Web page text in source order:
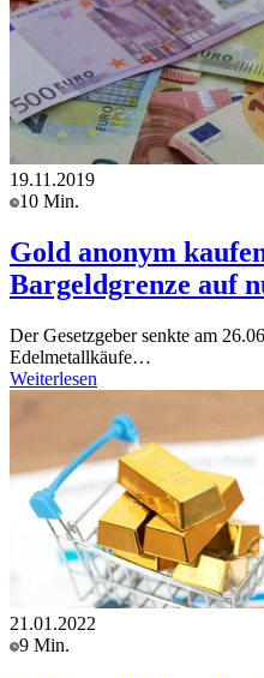
19.11.2019
10 Min.
Gold anonym
Bargeldgrenze auf
Der Gesetzgeber senkte am
Edelmetallkäufe…
Weiterlesen
21.01.2022
9 Min.